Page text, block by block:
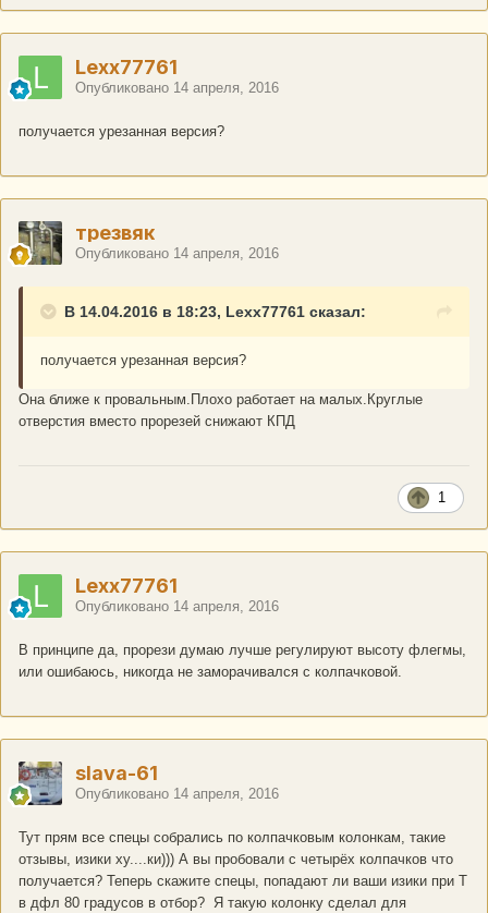
Lexx77761
Опубликовано 14 апреля, 2016
получается урезанная версия?
трезвяк
Опубликовано 14 апреля, 2016
В 14.04.2016 в 18:23, Lexx77761 сказал:
получается урезанная версия?
Она ближе к провальным.Плохо работает на малых.Круглые
отверстия вместо прорезей снижают КПД
1
Lexx77761
Опубликовано 14 апреля, 2016
В принципе да, прорези думаю лучше регулируют высоту флегмы,
или ошибаюсь, никогда не заморачивался с колпачковой.
slava-61
Опубликовано 14 апреля, 2016
Тут прям все спецы собрались по колпачковым колонкам, такие
отзывы, изики ху....ки))) А вы пробовали с четырёх колпачков что
получается? Теперь скажите спецы, попадают ли ваши изики при Т
в дфл 80 градусов в отбор? Я такую колонку сделал для